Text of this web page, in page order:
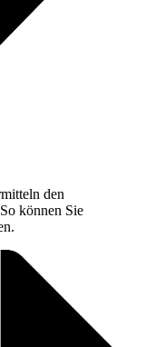
den
können Sie